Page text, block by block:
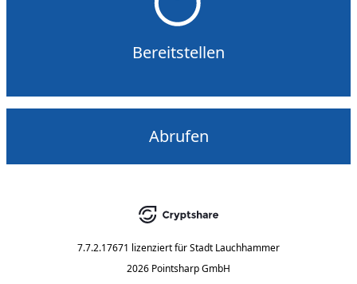
Bereitstellen
Abrufen
7.7.2.17671 lizenziert fürStadt Lauchhammer
2026 Pointsharp GmbH